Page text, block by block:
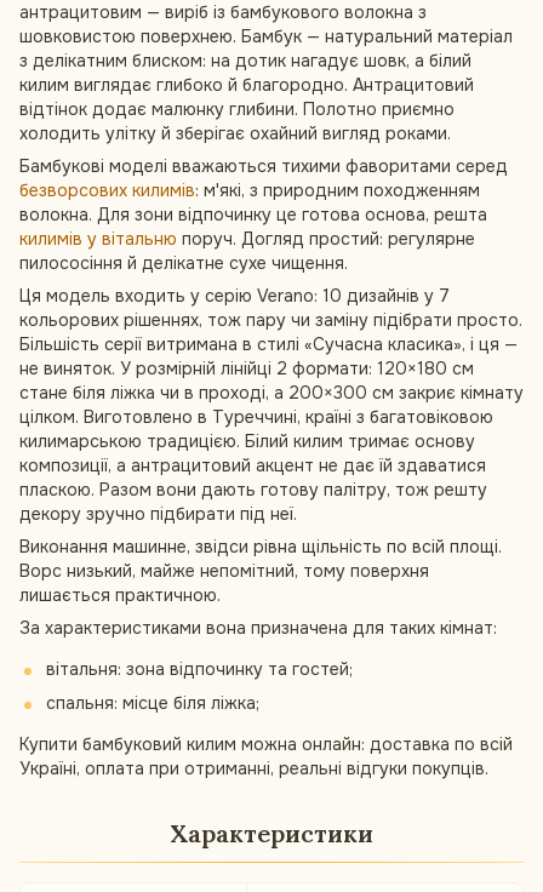
антрацитовим — виріб із бамбукового волокна з
шовковистою поверхнею. Бамбук — натуральний матеріал
з делікатним блиском: на дотик нагадує шовк, а білий
килим виглядає глибоко й благородно. Антрацитовий
відтінок додає малюнку глибини. Полотно приємно
холодить улітку й зберігає охайний вигляд роками.
Бамбукові моделі вважаються тихими фаворитами серед
безворсових килимів: м'які, з природним походженням
волокна. Для зони відпочинку це готова основа, решта
килимів у вітальню поруч. Догляд простий: регулярне
пилососіння й делікатне сухе чищення.
Ця модель входить у серію Verano: 10 дизайнів у 7
кольорових рішеннях, тож пару чи заміну підібрати просто.
Більшість серії витримана в стилі «Сучасна класика», і ця —
не виняток. У розмірній лінійці 2 формати: 120×180 см
стане біля ліжка чи в проході, а 200×300 см закриє кімнату
цілком. Виготовлено в Туреччині, країні з багатовіковою
килимарською традицією. Білий килим тримає основу
композиції, а антрацитовий акцент не дає їй здаватися
пласкою. Разом вони дають готову палітру, тож решту
декору зручно підбирати під неї.
Виконання машинне, звідси рівна щільність по всій площі.
Ворс низький, майже непомітний, тому поверхня
лишається практичною.
За характеристиками вона призначена для таких кімнат:
вітальня: зона відпочинку та гостей;
спальня: місце біля ліжка;
Купити бамбуковий килим можна онлайн: доставка по всій
Україні, оплата при отриманні, реальні відгуки покупців.
Характеристики